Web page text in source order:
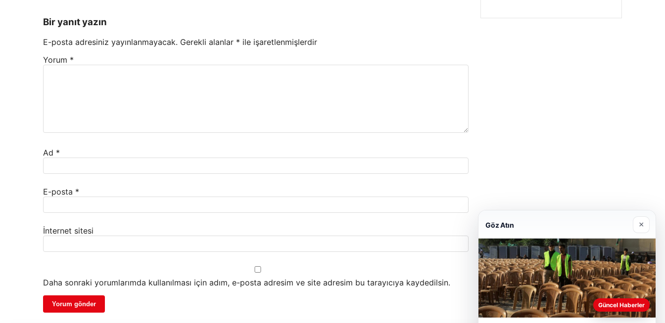
Bir yanıt yazın
E-posta adresiniz yayınlanmayacak. Gerekli alanlar * ile işaretlenmişlerdir
Yorum *
Ad *
E-posta *
İnternet sitesi
Daha sonraki yorumlarımda kullanılması için adım, e-posta adresim ve site adresim bu tarayıcıya kaydedilsin.
Göz Atın ×
Güncel Haberler